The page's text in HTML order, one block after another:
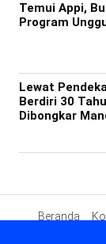
Temui Appi,
Program
Lewat
Berdiri 30
Dibongkar
Beranda